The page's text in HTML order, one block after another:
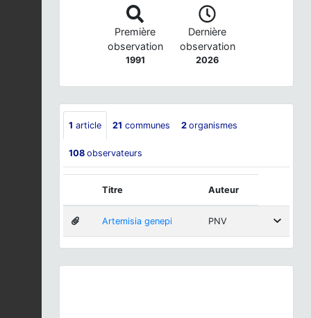
Première
observation
1991
Dernière
observation
2026
1 article 21 communes 2 organismes
108 observateurs
Titre Auteur
Artemisia genepi PNV